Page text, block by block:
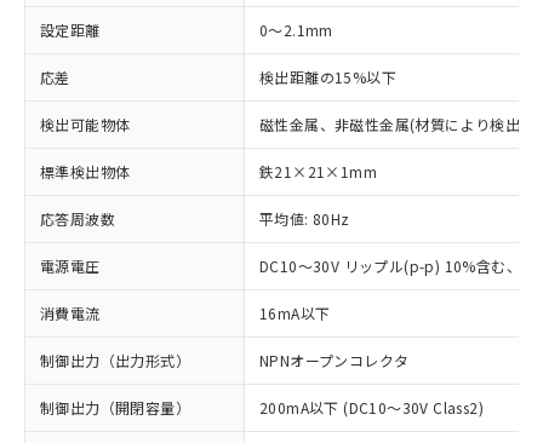
設定距離 0～2.1mm
応差 検出距離の15%以下
検出可能物体 磁性金属、非磁性金属(材質により検出距
標準検出物体 鉄21×21×1mm
応答周波数 平均値: 80Hz
電源電圧 DC10～30V リップル(p-p) 10%含む、
消費電流 16mA以下
制御出力（出力形式） NPNオープンコレクタ
制御出力（開閉容量） 200mA以下 (DC10～30V Class2)